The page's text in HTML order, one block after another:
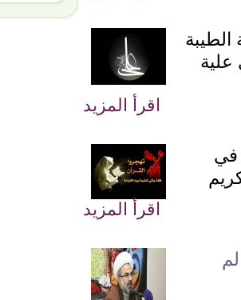
الطيبة
اقرأ المزيد
في
اقرأ المزيد